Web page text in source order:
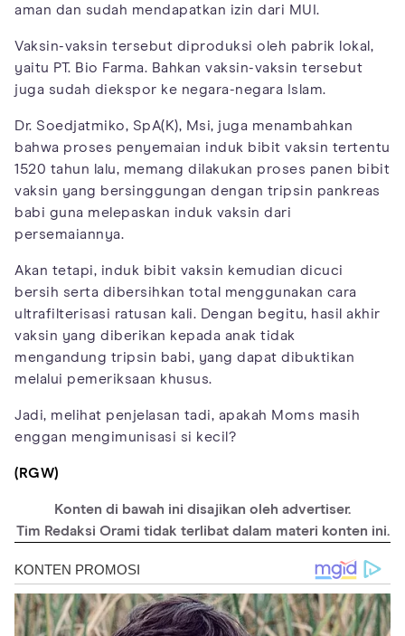
aman dan sudah mendapatkan izin dari MUI.
Vaksin-vaksin tersebut diproduksi oleh pabrik lokal,
yaitu PT. Bio Farma. Bahkan vaksin-vaksin tersebut
juga sudah diekspor ke negara-negara Islam.
Dr. Soedjatmiko, SpA(K), Msi, juga menambahkan
bahwa proses penyemaian induk bibit vaksin tertentu
1520 tahun lalu, memang dilakukan proses panen bibit
vaksin yang bersinggungan dengan tripsin pankreas
babi guna melepaskan induk vaksin dari
persemaiannya.
Akan tetapi, induk bibit vaksin kemudian dicuci
bersih serta dibersihkan total menggunakan cara
ultrafilterisasi ratusan kali. Dengan begitu, hasil akhir
vaksin yang diberikan kepada anak tidak
mengandung tripsin babi, yang dapat dibuktikan
melalui pemeriksaan khusus.
Jadi, melihat penjelasan tadi, apakah Moms masih
enggan mengimunisasi si kecil?
(RGW)
Konten di bawah ini disajikan oleh advertiser.
Tim Redaksi Orami tidak terlibat dalam materi konten ini.